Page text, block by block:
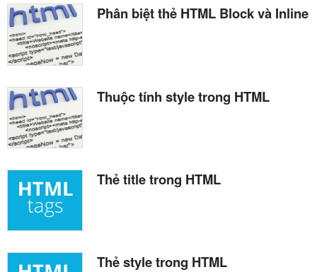
Phân biệt thẻ HTML Block và Inline
Thuộc tính style trong HTML
Thẻ title trong HTML
Thẻ style trong HTML